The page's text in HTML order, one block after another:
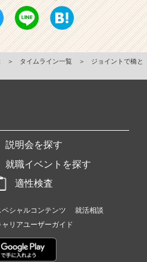
＞ タイムライン一覧 ＞
ジョイントで橋と
説明会を探す
就職イベントを探す
適性検査
ペシャルコンテンツ
就活相談
ャリアユーザーガイド